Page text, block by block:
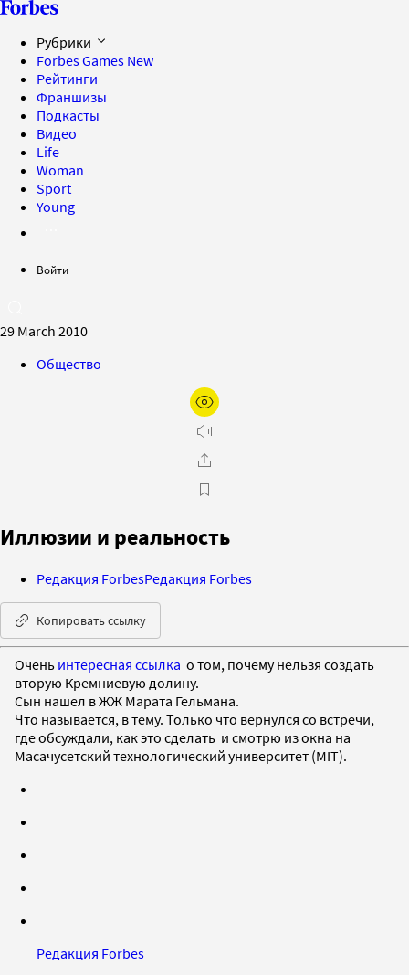
Рубрики
Forbes Games New
Рейтинги
Франшизы
Подкасты
Видео
Life
Woman
Sport
Young
Войти
29 March 2010
Общество
Иллюзии и реальность
Редакция ForbesРедакция Forbes
Копировать ссылку
Очень интересная ссылка о том, почему нельзя создать
вторую Кремниевую долину.
Сын нашел в ЖЖ Марата Гельмана.
Что называется, в тему. Только что вернулся со встречи,
где обсуждали, как это сделать и смотрю из окна на
Масачусетский технологический университет (MIT).
Редакция Forbes